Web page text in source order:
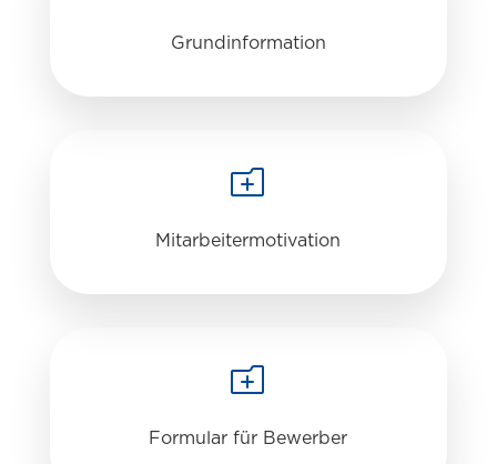
Grundinformation
o
Mitarbeitermotivation
o
Formular für Bewerber